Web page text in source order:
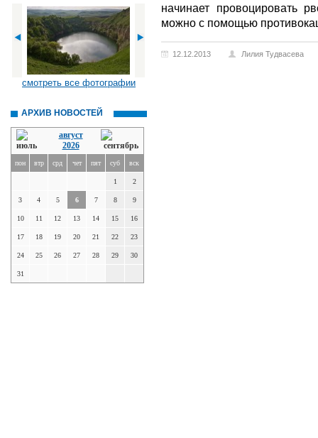
смотреть все фотографии
АРХИВ НОВОСТЕЙ
август
2026
пон втр срд чет пят суб вск
1 2
3 4 5 6 7 8 9
10 11 12 13 14 15 16
17 18 19 20 21 22 23
24 25 26 27 28 29 30
31
начинает провоцировать
можно с помощью
12.12.2013 Лилия Тудвасева